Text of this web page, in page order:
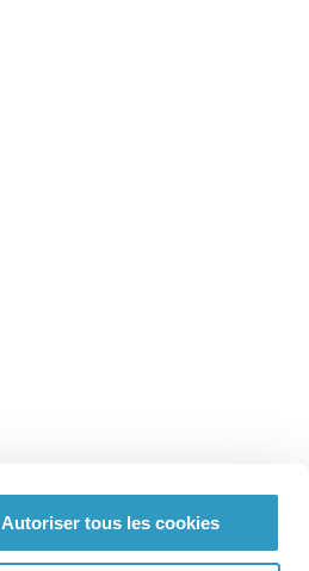
Autoriser tous les cookies